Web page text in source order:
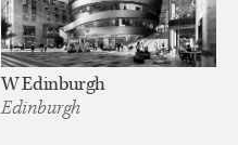
W Edinburgh
Edinburgh